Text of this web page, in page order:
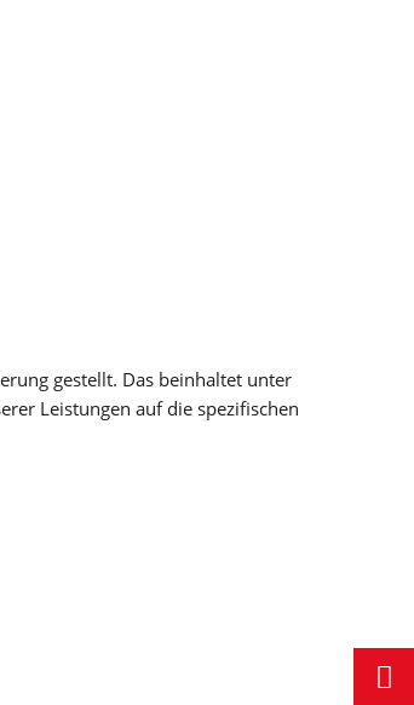
gestellt. Das beinhaltet unter
Leistungen auf die spezifischen